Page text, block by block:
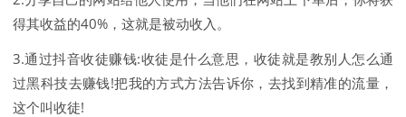
得其收益的40%，这就是被动收入。
3.通过抖音收徒赚钱:收徒是什么意思，收徒就是教别人怎么通
过黑科技去赚钱!把我的方式方法告诉你，去找到精准的流量，
这个叫收徒!